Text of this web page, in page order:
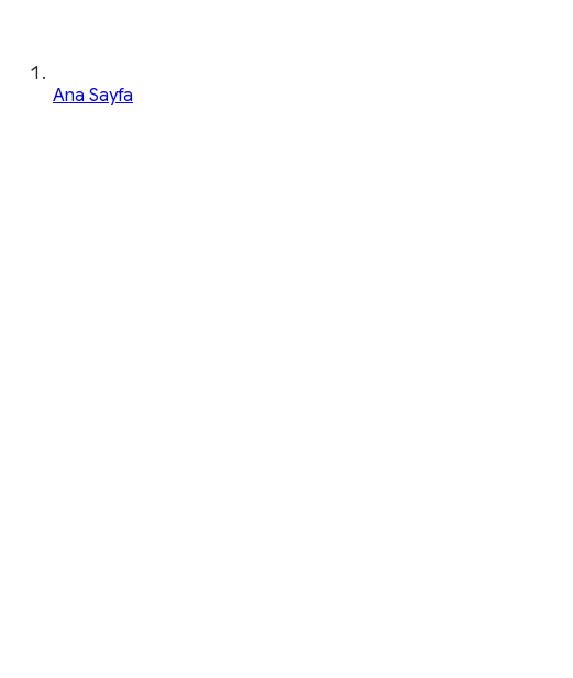
Ana Sayfa